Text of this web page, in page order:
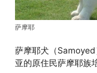
萨摩耶
萨摩耶犬（Samoyed
亚的原住民萨摩耶族